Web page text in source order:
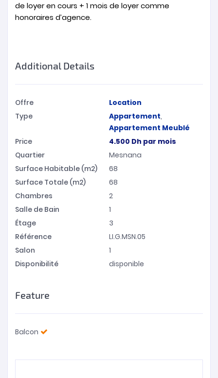
de loyer en cours + 1 mois de loyer comme
honoraires d’agence.
Additional Details
Offre
Location
Type
Appartement,
Appartement Meublé
Price
4.500 Dh par mois
Quartier
Mesnana
Surface Habitable (m2)
68
Surface Totale (m2)
68
Chambres
2
Salle de Bain
1
Étage
3
Référence
LI.G.MSN.05
Salon
1
Disponibilité
disponible
Feature
Balcon